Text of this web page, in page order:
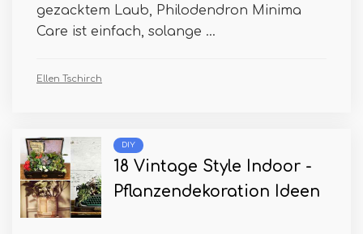
gezacktem Laub, Philodendron Minima
Care ist einfach, solange ...
Ellen Tschirch
DIY
18 Vintage Style Indoor -
Pflanzendekoration Ideen